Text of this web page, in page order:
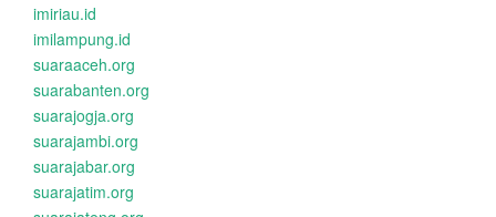
imiriau.id
imilampung.id
suaraaceh.org
suarabanten.org
suarajogja.org
suarajambi.org
suarajabar.org
suarajatim.org